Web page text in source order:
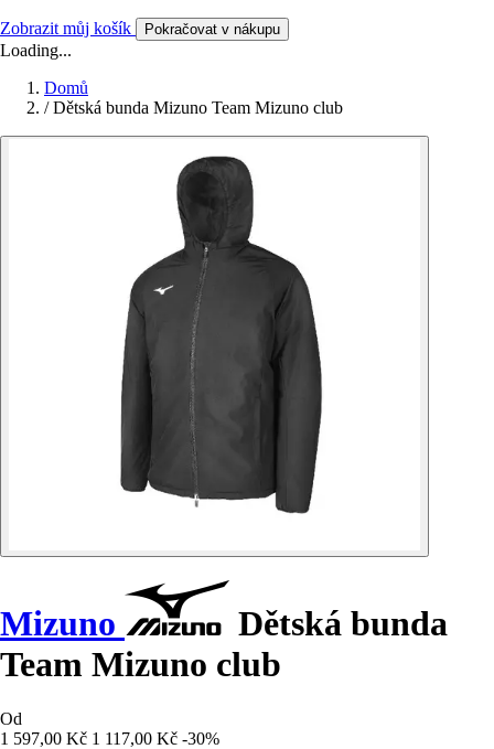
Zobrazit můj košík Pokračovat v nákupu
Loading...
Domů
/ Dětská bunda Mizuno Team Mizuno club
Mizuno
Dětská bunda
Team Mizuno club
Od
1 597,00 Kč 1 117,00 Kč -30%